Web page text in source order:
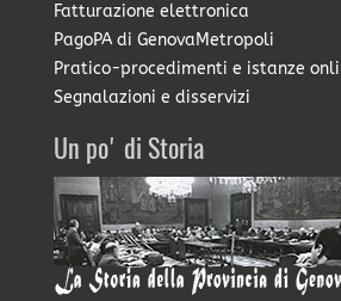
Fatturazione elettronica
PagoPA di GenovaMetropoli
Pratico-procedimenti e istanze
Segnalazioni e disservizi
Un po' di Storia